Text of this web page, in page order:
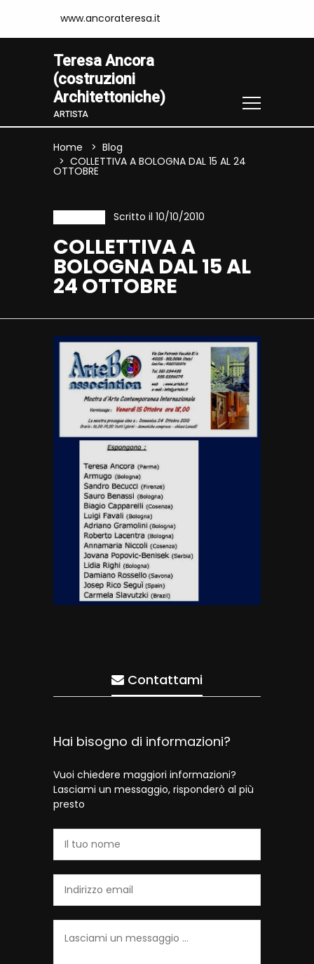
www.ancorateresa.it
Teresa Ancora
(costruzioni
Architettoniche)
ARTISTA
Home
Blog
COLLETTIVA A BOLOGNA DAL 15 AL 24
OTTOBRE
Scritto il 10/10/2010
COLLETTIVA A
BOLOGNA DAL 15 AL
24 OTTOBRE
Contattami
Hai bisogno di informazioni?
Vuoi chiedere maggiori informazioni?
Lasciami un messaggio, risponderò al più
presto